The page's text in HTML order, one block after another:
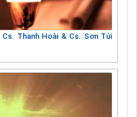
Thanh Hoài & Cs. Sơn Túi